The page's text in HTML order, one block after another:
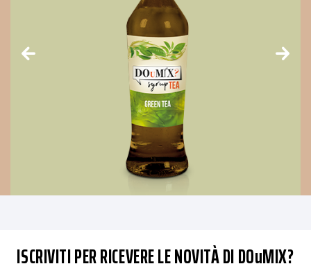
ISCRIVITI PER RICEVERE LE NOVITÀ DI DOuMIX?